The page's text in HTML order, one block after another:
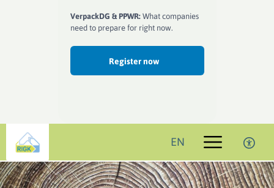
VerpackDG & PPWR:What companies
need to prepare for right now.
Register now
EN